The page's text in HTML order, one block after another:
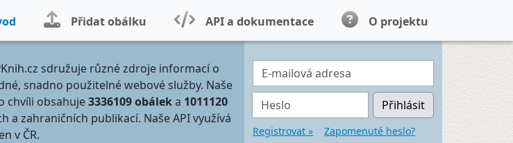
Přidat obálku API a dokumentace O projektu
sdružuje různé zdroje informací o
snadno použitelné webové služby. Naše
chvíli obsahuje3336109 obáleka 1011120
a zahraničních publikací. Naše API využívá
v ČR.
E-mailová adresa
Heslo Přihlásit
Registrovat » Zapomenuté heslo?